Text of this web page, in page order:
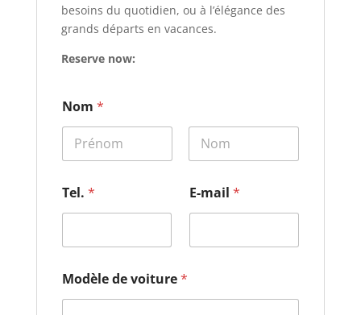
besoins du quotidien, ou à l’élégance des
grands départs en vacances.
Reserve now:
Nom *
Tel. * E-mail *
Modèle de voiture*